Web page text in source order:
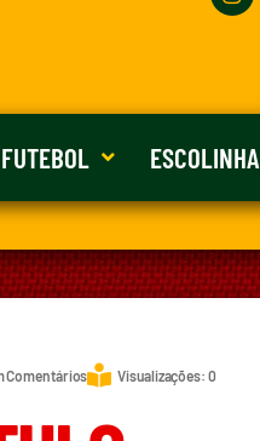
FUTEBOL ESCOLINHA
Comentários Visualizações: 0